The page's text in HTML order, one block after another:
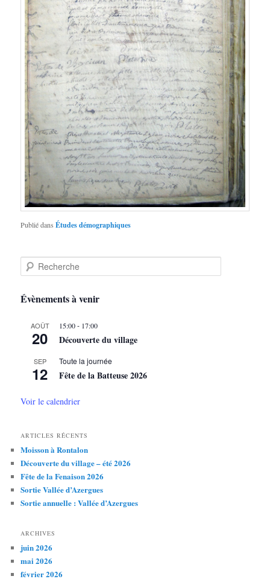
Publié dans Études démographiques
e
h
Évènements à venir
AOÛT
20
15:00- 17:00
Découverte du village
SEP
12
Toute la journée
Fête de la Batteuse 2026
Voir le calendrier
ARTICLES RÉCENTS
Moisson à Rontalon
Découverte du village – été 2026
Fête de la Fenaison 2026
Sortie Vallée d’Azergues
Sortie annuelle : Vallée d’Azergues
ARCHIVES
juin 2026
mai 2026
février 2026